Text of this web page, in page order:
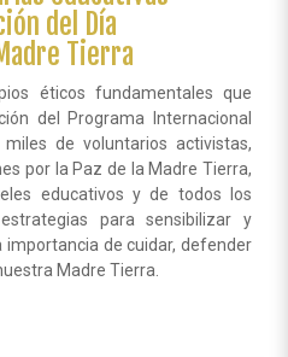
del Día
Tierra
éticos fundamentales que
del Programa Internacional
de voluntarios activistas,
por la Paz de la Madre Tierra,
educativos y de todos los
para sensibilizar y
de cuidar, defender
Madre Tierra.